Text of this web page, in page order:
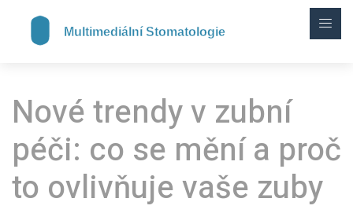
Nové trendy v zubní
péči: co se mění a proč
to ovlivňuje vaše zuby